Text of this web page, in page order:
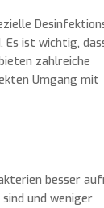
Es ist wichtig,
zahlreiche
Umgang mit
besser
und weniger